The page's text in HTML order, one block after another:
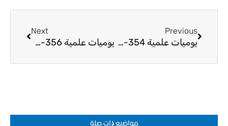
Previous
يوميات علمية 354-24
Next
يوميات علمية 356-24
مواضيع ﺫات صلة